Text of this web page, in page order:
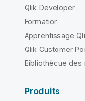
Qlik Developer
Formation
Apprentissage
Qlik Customer
Bibliothèque des
Produits